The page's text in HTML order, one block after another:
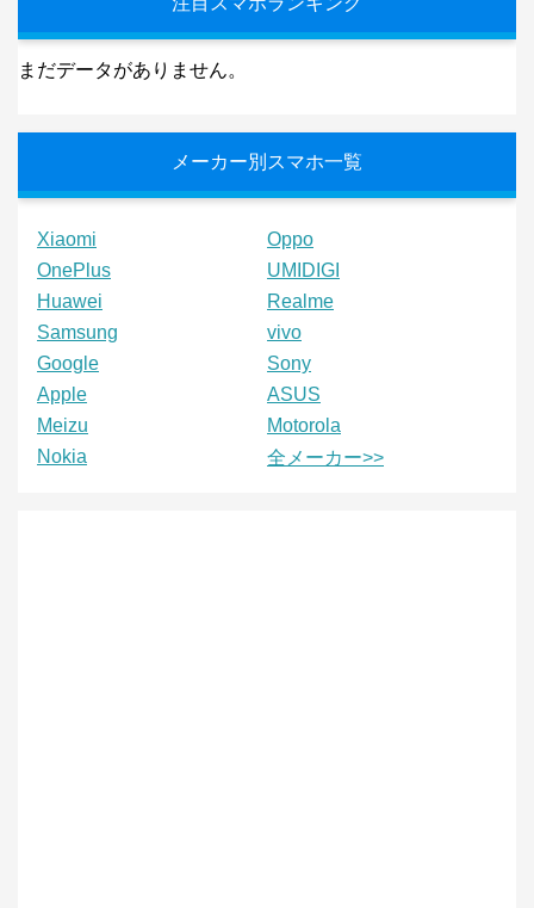
まだデータがありません。
メーカー別スマホ一覧
Xiaomi
Oppo
OnePlus
UMIDIGI
Huawei
Realme
Samsung
vivo
Google
Sony
Apple
ASUS
Meizu
Motorola
Nokia
全メーカー>>